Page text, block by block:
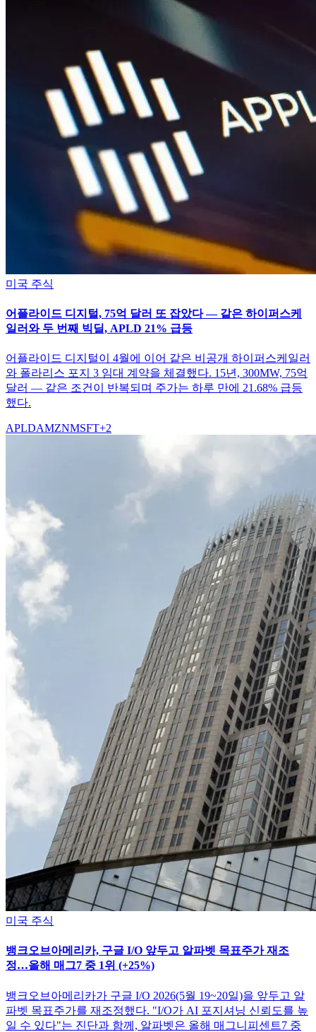
미국 주식
어플라이드 디지털, 75억 달러 또 잡았다 — 같은 하이퍼스케
일러와 두 번째 빅딜, APLD 21% 급등
어플라이드 디지털이 4월에 이어 같은 비공개 하이퍼스케일러
와 폴라리스 포지 3 임대 계약을 체결했다. 15년, 300MW, 75억
달러 — 같은 조건이 반복되며 주가는 하루 만에 21.68% 급등
했다.
APLDAMZNMSFT+2
미국 주식
뱅크오브아메리카, 구글 I/O 앞두고 알파벳 목표주가 재조
정…올해 매그7 중 1위 (+25%)
뱅크오브아메리카가 구글 I/O 2026(5월 19~20일)을 앞두고 알
파벳 목표주가를 재조정했다. "I/O가 AI 포지셔닝 신뢰도를 높
일 수 있다"는 진단과 함께, 알파벳은 올해 매그니피센트7 중